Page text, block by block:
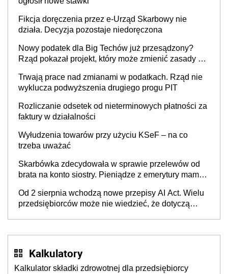
Fikcja doręczenia przez e-Urząd Skarbowy nie
działa. Decyzja pozostaje niedoręczona
Nowy podatek dla Big Techów już przesądzony?
Rząd pokazał projekt, który może zmienić zasady gry
Trwają prace nad zmianami w podatkach. Rząd nie
wyklucza podwyższenia drugiego progu PIT
Rozliczanie odsetek od nieterminowych płatności za
faktury w działalności
Wyłudzenia towarów przy użyciu KSeF – na co
trzeba uważać
Skarbówka zdecydowała w sprawie przelewów od
brata na konto siostry. Pieniądze z emerytury mamy
będzie
Od 2 sierpnia wchodzą nowe przepisy AI Act. Wielu
przedsiębiorców może nie wiedzieć, że dotyczą
Kalkulatory
Kalkulator składki zdrowotnej dla przedsiębiorcy